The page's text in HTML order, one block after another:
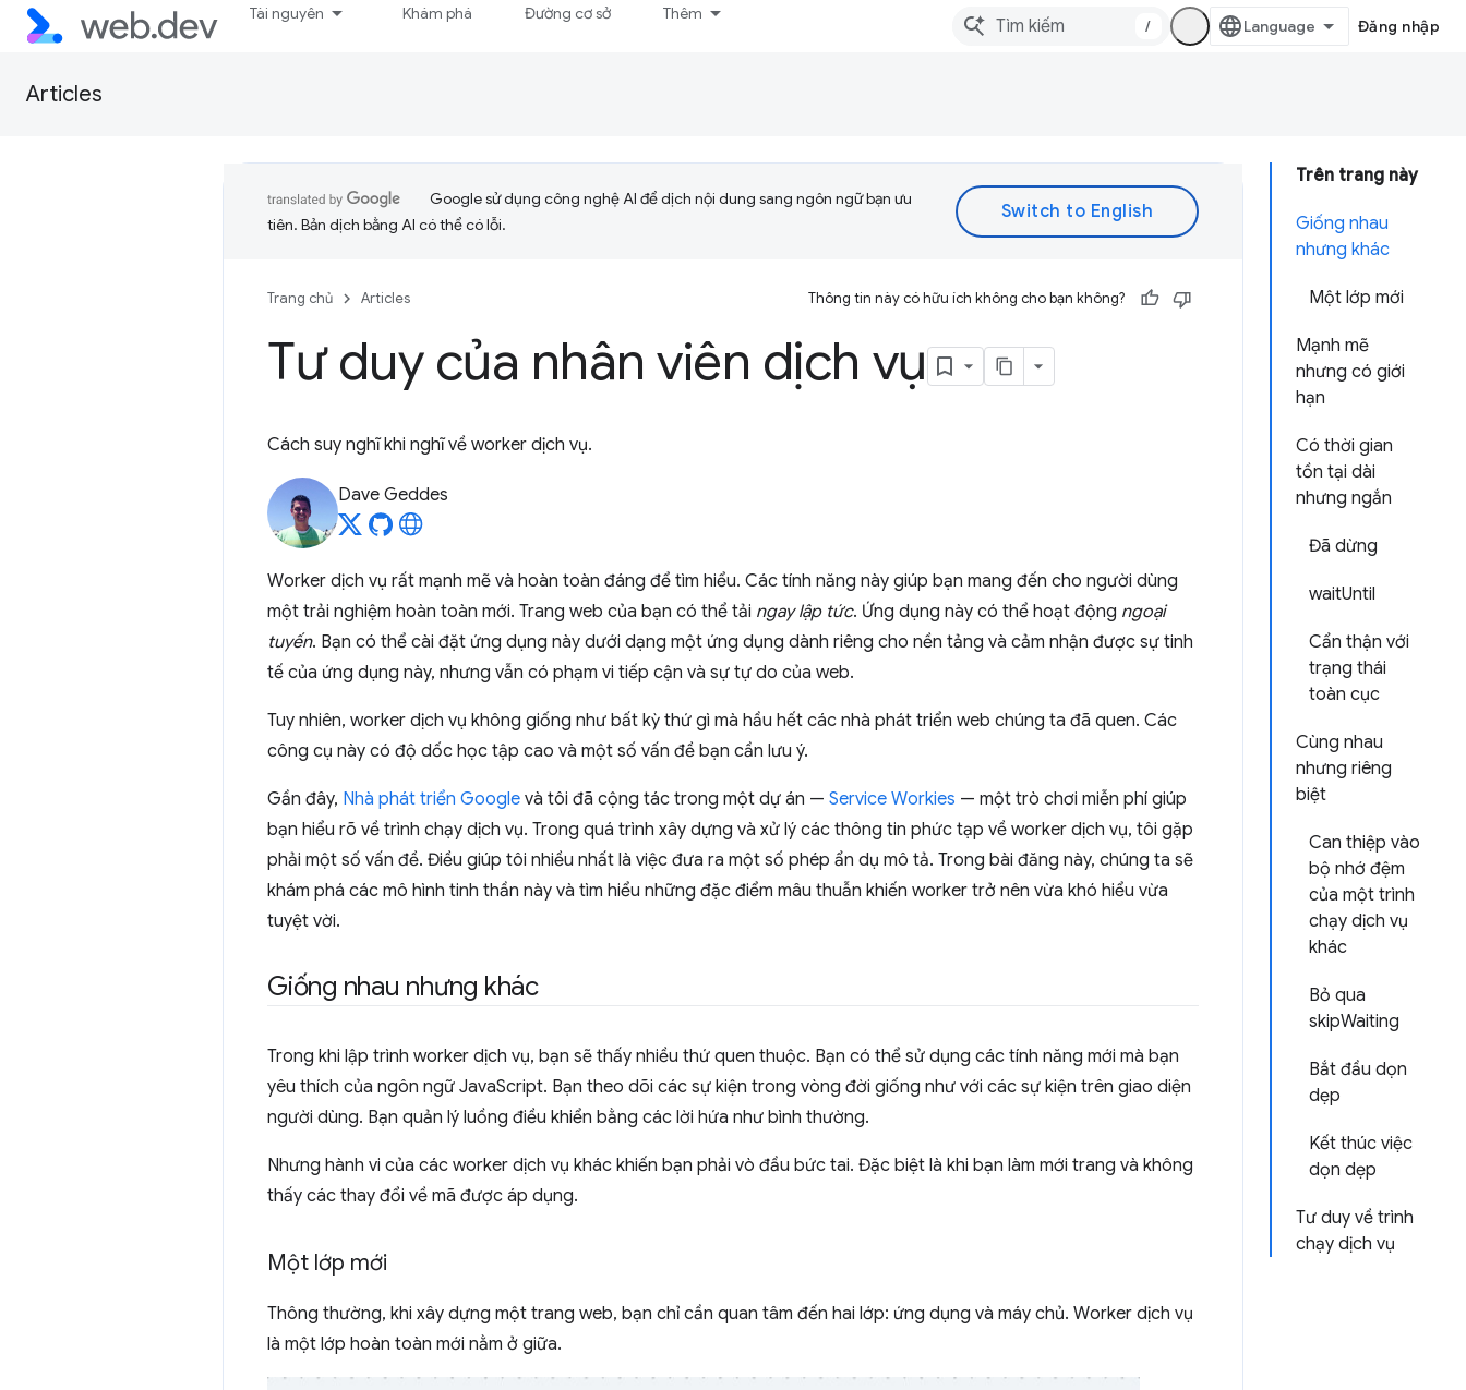
Tài nguyên Khám phá Đường cơ sở Thêm
/ Đăng nhập
Articles
Trên trang này
Giống nhau
nhưng khác
Một lớp mới
Mạnh mẽ
nhưng có giới
hạn
Có thời gian
tồn tại dài
nhưng ngắn
Đã dừng
waitUntil
Cẩn thận với
trạng thái
toàn cục
Cùng nhau
nhưng riêng
biệt
Can thiệp vào
bộ nhớ đệm
của một trình
chạy dịch vụ
khác
Bỏ qua
skipWaiting
Bắt đầu dọn
dẹp
Kết thúc việc
dọn dẹp
Tư duy về trình
chạy dịch vụ
Google sử dụng công nghệ AI để dịch nội dung sang ngôn ngữ bạn ưu
tiên. Bản dịch bằng AI có thể có lỗi.
Trang chủ Articles Thông tin này có hữu ích không cho bạn không?
Tư duy của nhân viên dịch vụ
Cách suy nghĩ khi nghĩ về worker dịch vụ.
Dave Geddes
Worker dịch vụ rất mạnh mẽ và hoàn toàn đáng để tìm hiểu. Các tính năng này giúp bạn mang đến cho người dùng
một trải nghiệm hoàn toàn mới. Trang web của bạn có thể tải ngay lập tức. Ứng dụng này có thể hoạt động ngoại
tuyến. Bạn có thể cài đặt ứng dụng này dưới dạng một ứng dụng dành riêng cho nền tảng và cảm nhận được sự tinh
tế của ứng dụng này, nhưng vẫn có phạm vi tiếp cận và sự tự do của web.
Tuy nhiên, worker dịch vụ không giống như bất kỳ thứ gì mà hầu hết các nhà phát triển web chúng ta đã quen. Các
công cụ này có độ dốc học tập cao và một số vấn đề bạn cần lưu ý.
Gần đây, Nhà phát triển Google và tôi đã cộng tác trong một dự án — Service Workies — một trò chơi miễn phí giúp
bạn hiểu rõ về trình chạy dịch vụ. Trong quá trình xây dựng và xử lý các thông tin phức tạp về worker dịch vụ, tôi gặp
phải một số vấn đề. Điều giúp tôi nhiều nhất là việc đưa ra một số phép ẩn dụ mô tả. Trong bài đăng này, chúng ta sẽ
khám phá các mô hình tinh thần này và tìm hiểu những đặc điểm mâu thuẫn khiến worker trở nên vừa khó hiểu vừa
tuyệt vời.
Giống nhau nhưng khác
Trong khi lập trình worker dịch vụ, bạn sẽ thấy nhiều thứ quen thuộc. Bạn có thể sử dụng các tính năng mới mà bạn
yêu thích của ngôn ngữ JavaScript. Bạn theo dõi các sự kiện trong vòng đời giống như với các sự kiện trên giao diện
người dùng. Bạn quản lý luồng điều khiển bằng các lời hứa như bình thường.
Nhưng hành vi của các worker dịch vụ khác khiến bạn phải vò đầu bức tai. Đặc biệt là khi bạn làm mới trang và không
thấy các thay đổi về mã được áp dụng.
Một lớp mới
Thông thường, khi xây dựng một trang web, bạn chỉ cần quan tâm đến hai lớp: ứng dụng và máy chủ. Worker dịch vụ
là một lớp hoàn toàn mới nằm ở giữa.